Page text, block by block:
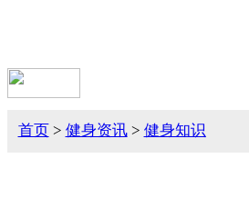
首页 > 健身资讯> 健身知识